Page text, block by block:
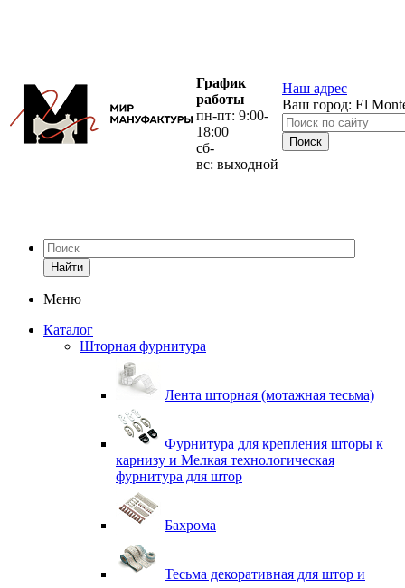
График
работы
пн-пт: 9:00-
18:00
сб-
вс: выходной
Наш адрес
Ваш город: El
Найти
Меню
Каталог
Шторная фурнитура
Лента шторная (мотажная тесьма)
Фурнитура для крепления шторы к
карнизу и Мелкая технологическая
фурнитура для штор
Бахрома
Тесьма декоративная для штор и